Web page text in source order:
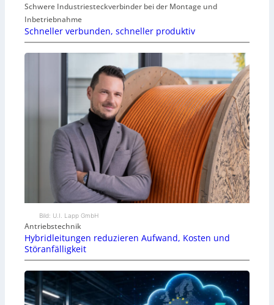
Schwere Industriesteckverbinder bei der Montage und
Inbetriebnahme
Schneller verbunden, schneller produktiv
Bild: U.I. Lapp GmbH
Antriebstechnik
Hybridleitungen reduzieren Aufwand, Kosten und
Störanfälligkeit